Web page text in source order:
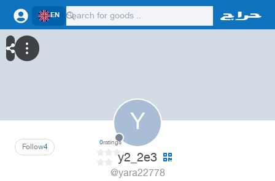
EN
Y
4
Follow 0ratings
y2_2e3
@yara22778